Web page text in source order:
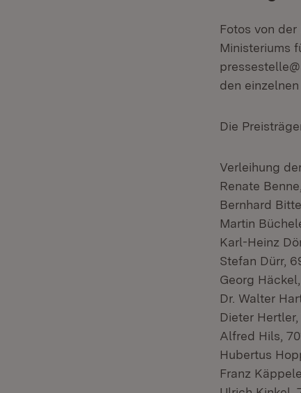
Fotos von
Ministeriums
den einzelnen
Die
Verleihung
Renate
Bernhard
Martin
Karl-Heinz
Stefan Dürr,
Georg
Dr. Walter
Dieter
Alfred Hils,
Hubertus
Franz